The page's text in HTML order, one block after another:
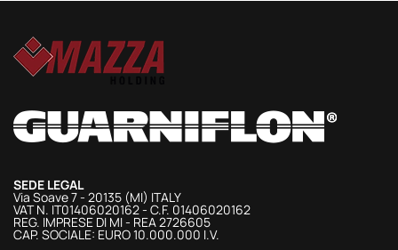
SEDE LEGAL
Via Soave 7 - 20135 (MI) ITALY
VAT N. IT01406020162 - C.F. 01406020162
REG. IMPRESE DI MI - REA 2726605
CAP. SOCIALE: EURO 10.000.000 I.V.